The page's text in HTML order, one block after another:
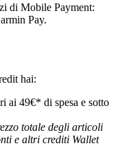
di Mobile Payment:
Pay.
hai:
ai 49€* di spesa e sotto
totale degli articoli
e altri crediti Wallet